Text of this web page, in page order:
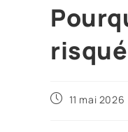
11 mai 2026